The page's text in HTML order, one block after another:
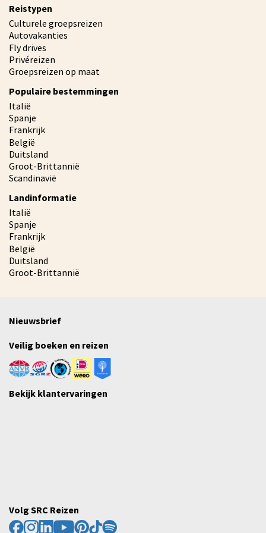
Reistypen
Culturele groepsreizen
Autovakanties
Fly drives
Privéreizen
Groepsreizen op maat
Populaire bestemmingen
Italië
Spanje
Frankrijk
België
Duitsland
Groot-Brittannië
Scandinavië
Landinformatie
Italië
Spanje
Frankrijk
België
Duitsland
Groot-Brittannië
Nieuwsbrief
Veilig boeken en reizen
Bekijk klantervaringen
Volg SRC Reizen